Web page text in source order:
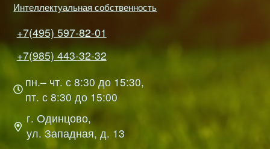
Интеллектуальная собственность
+7(495) 597-82-01
+7(985) 443-32-32
пн.– чт. с 8:30 до 15:30,
пт. с 8:30 до 15:00
г. Одинцово,
ул. Западная, д. 13